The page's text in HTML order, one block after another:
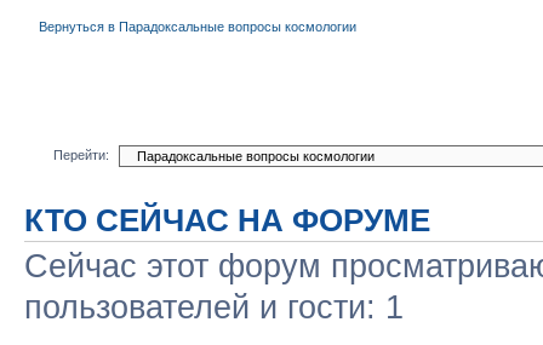
Вернуться в Парадоксальные вопросы космологии
Перейти:
КТО СЕЙЧАС НА ФОРУМЕ
Сейчас этот форум
пользователей и гости: 1